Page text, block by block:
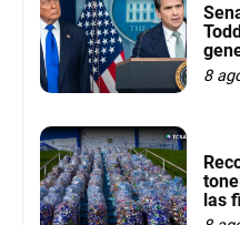
8
las